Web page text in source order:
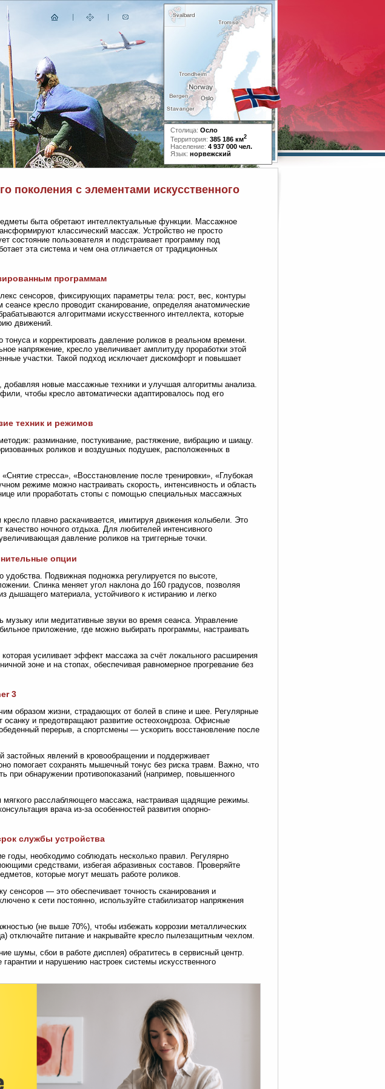
Столица: Осло
Территория: 385 186 км2
Население: 4 937 000 чел.
Язык: норвежский
поколения с элементами искусственного
быта обретают интеллектуальные функции. Массажное
классический массаж. Устройство не просто
состояние пользователя и подстраивает программу под
эта система и чем она отличается от традиционных
программам
сенсоров, фиксирующих параметры тела: рост, вес, контуры
кресло проводит сканирование, определяя анатомические
алгоритмами искусственного интеллекта, которые
движений.
и корректировать давление роликов в реальном времени.
напряжение, кресло увеличивает амплитуду проработки этой
участки. Такой подход исключает дискомфорт и повышает
добавляя новые массажные техники и улучшая алгоритмы анализа.
чтобы кресло автоматически адаптировалось под его
техник и режимов
разминание, постукивание, растяжение, вибрацию и шиацу.
роликов и воздушных подушек, расположенных в
стресса», «Восстановление после тренировки», «Глубокая
режиме можно настраивать скорость, интенсивность и область
или проработать стопы с помощью специальных массажных
плавно раскачивается, имитируя движения колыбели. Это
ночного отдыха. Для любителей интенсивного
давление роликов на триггерные точки.
опции
удобства. Подвижная подножка регулируется по высоте,
Спинка меняет угол наклона до 160 градусов, позволяя
дышащего материала, устойчивого к истиранию и легко
музыку или медитативные звуки во время сеанса. Управление
приложение, где можно выбирать программы, настраивать
усиливает эффект массажа за счёт локального расширения
зоне и на стопах, обеспечивая равномерное прогревание без
3
образом жизни, страдающих от болей в спине и шее. Регулярные
и предотвращают развитие остеохондроза. Офисные
перерыв, а спортсмены — ускорить восстановление после
явлений в кровообращении и поддерживает
помогает сохранять мышечный тонус без риска травм. Важно, что
при обнаружении противопоказаний (например, повышенного
расслабляющего массажа, настраивая щадящие режимы.
врача из-за особенностей развития опорно-
службы устройства
годы, необходимо соблюдать несколько правил. Регулярно
средствами, избегая абразивных составов. Проверяйте
которые могут мешать работе роликов.
сенсоров — это обеспечивает точность сканирования и
к сети постоянно, используйте стабилизатор напряжения
(не выше 70%), чтобы избежать коррозии металлических
отключайте питание и накрывайте кресло пылезащитным чехлом.
шумы, сбои в работе дисплея) обратитесь в сервисный центр.
и нарушению настроек системы искусственного